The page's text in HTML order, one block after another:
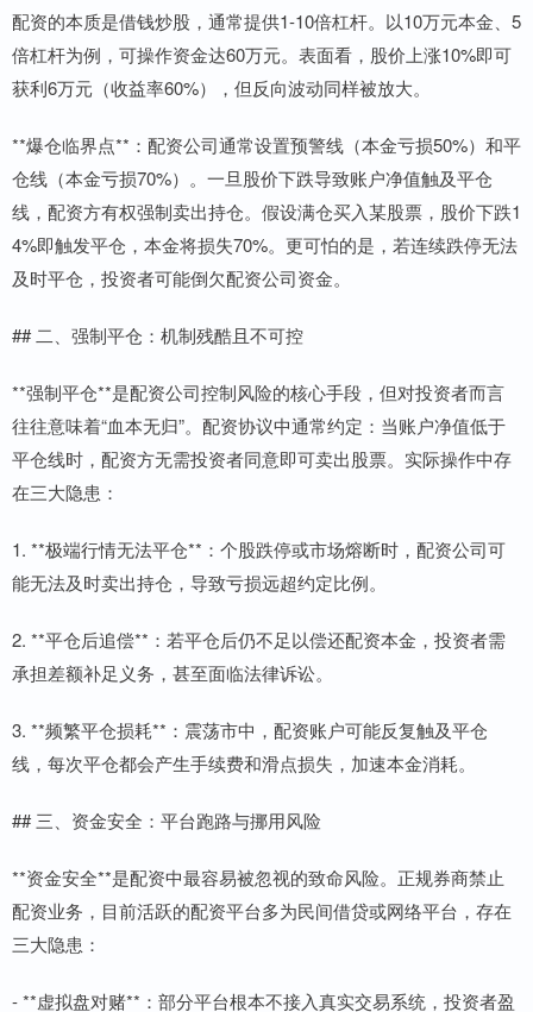
配资的本质是借钱炒股，通常提供1-10倍杠杆。以10万元本金、5
倍杠杆为例，可操作资金达60万元。表面看，股价上涨10%即可
获利6万元（收益率60%），但反向波动同样被放大。
**爆仓临界点**：配资公司通常设置预警线（本金亏损50%）和平
仓线（本金亏损70%）。一旦股价下跌导致账户净值触及平仓
线，配资方有权强制卖出持仓。假设满仓买入某股票，股价下跌1
4%即触发平仓，本金将损失70%。更可怕的是，若连续跌停无法
及时平仓，投资者可能倒欠配资公司资金。
## 二、强制平仓：机制残酷且不可控
**强制平仓**是配资公司控制风险的核心手段，但对投资者而言
往往意味着“血本无归”。配资协议中通常约定：当账户净值低于
平仓线时，配资方无需投资者同意即可卖出股票。实际操作中存
在三大隐患：
1. **极端行情无法平仓**：个股跌停或市场熔断时，配资公司可
能无法及时卖出持仓，导致亏损远超约定比例。
2. **平仓后追偿**：若平仓后仍不足以偿还配资本金，投资者需
承担差额补足义务，甚至面临法律诉讼。
3. **频繁平仓损耗**：震荡市中，配资账户可能反复触及平仓
线，每次平仓都会产生手续费和滑点损失，加速本金消耗。
## 三、资金安全：平台跑路与挪用风险
**资金安全**是配资中最容易被忽视的致命风险。正规券商禁止
配资业务，目前活跃的配资平台多为民间借贷或网络平台，存在
三大隐患：
- **虚拟盘对赌**：部分平台根本不接入真实交易系统，投资者盈